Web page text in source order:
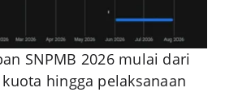
SNPMB 2026 mulai dari
hingga pelaksanaan